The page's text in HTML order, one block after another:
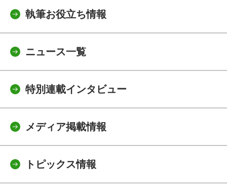
執筆お役立ち情報
ニュース一覧
特別連載インタビュー
メディア掲載情報
トピックス情報